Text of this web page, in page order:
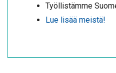
Työllistämme
Lue lisää meistä!